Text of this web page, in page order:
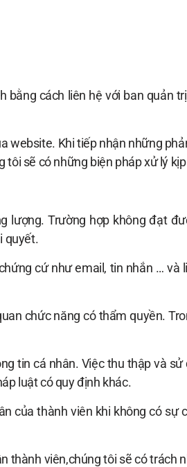
bằng cách liên hệ với ban quản
website. Khi tiếp nhận những
sẽ có những biện pháp xử lý
lượng. Trường hợp không đạt
quyết.
cứ như email, tin nhắn … và
chức năng có thẩm quyền.
tin cá nhân. Việc thu thập và sử
luật có quy định khác.
của thành viên khi không có sự
thành viên,chúng tôi sẽ có trách